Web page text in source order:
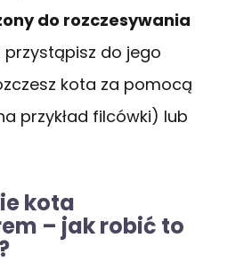
do rozczesywania
przystąpisz do jego
kota za pomocą
przykład filcówki) lub
kota
– jak robić to